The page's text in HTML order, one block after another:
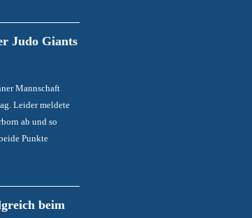
Judo Giants
Mannschaft
Leider meldete
ab und so
Punkte
beim